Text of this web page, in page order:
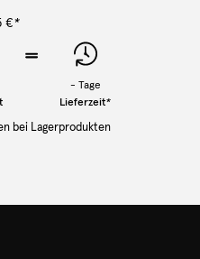
€*
- Tage
Lieferzeit*
bei Lagerprodukten